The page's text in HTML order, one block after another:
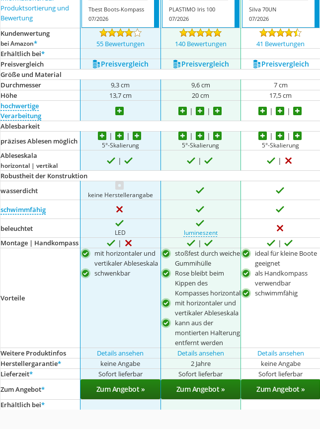
Produktsortierung und
Bewertung
Tbest Boots-Kompass
07/2026
PLASTIMO Iris 100
07/2026
Silva 70UN
07/2026
Kundenwertung
bei Amazon* 55 Bewertungen 140 Bewertungen 41 Bewertungen
Erhältlich bei*
Preis­vergleich
Preis­vergleich Preis­vergleich Preis­vergleich
Größe und Material
Durchmesser
9,3 cm 9,6 cm 7 cm
Höhe
13,7 cm 20 cm 17,5 cm
hochwertige
Verarbeitung
Ablesbarkeit
präzises Ablesen möglich
5°-Skalierung 5°-Skalierung 5°-Skalierung
Ableseskala
horizontal | vertikal
Robustheit der Konstruktion
wasserdicht
keine Herstellerangabe
schwimmfähig
beleuchtet LED lumineszent
Montage | Handkompass
Vorteile
mit horizontaler und
vertikaler Ableseskala
schwenkbar
stoßfest durch weiche
Gummihülle
Rose bleibt beim
Kippen des
Kompasses horizontal
mit horizontaler und
vertikaler Ableseskala
kann aus der
montierten Halterung
entfernt werden
ideal für kleine Boote
geeignet
als Handkompass
verwendbar
schwimmfähig
Weitere Produktinfos Details ansehen Details ansehen Details ansehen
Herstellergarantie* keine Angabe 2 Jahre keine Angabe
Lieferzeit* Sofort lieferbar Sofort lieferbar Sofort lieferbar
Zum Angebot* Zum Angebot » Zum Angebot » Zum Angebot »
Erhältlich bei*